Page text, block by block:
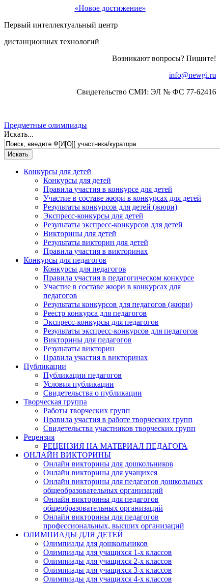
«Новое достижение»
Первый интеллектуальный центр
дистанционных технологий
Возникают вопросы? Пишите!
info@newgi.ru
Свидетельство СМИ: ЭЛ № ФС 77-62416
Предметные олимпиады
Искать...
Конкурсы для детей
Конкурсы для детей
Правила участия в конкурсе для детей
Участие в составе жюри в конкурсах для детей
Результаты конкурсов для детей (жюри)
Экспресс-конкурсы для детей
Результаты экспресс-конкурсов для детей
Викторины для детей
Результаты викторин для детей
Правила участия в викторинах
Конкурсы для педагогов
Конкурсы для педагогов
Правила участия в педагогическом конкурсе
Участие в составе жюри в конкурсах для
педагогов
Результаты конкурсов для педагогов (жюри)
Реестр конкурса для педагогов
Экспресс-конкурсы для педагогов
Результаты экспресс-конкурсов для педагогов
Викторины для педагогов
Результаты викторин
Правила участия в викторинах
Публикации
Публикации педагогов
Условия публикации
Свидетельства о публикации
Творческая группа
Работы творческих групп
Правила участия в работе творческих групп
Свидетельства участников творческих групп
Рецензия
РЕЦЕНЗИЯ НА МАТЕРИАЛ ПЕДАГОГА
ОНЛАЙН ВИКТОРИНЫ
Онлайн викторины для дошкольников
Онлайн викторины для учащихся
Онлайн викторины для педагогов дошкольных
общеобразовательных организаций
Онлайн викторины для педагогов
общеобразовательных организаций
Онлайн викторины для педагогов
профессиональных, высших организаций
ОЛИМПИАДЫ ДЛЯ ДЕТЕЙ
Олимпиады для дошкольников
Олимпиады для учащихся 1-х классов
Олимпиады для учащихся 2-х классов
Олимпиады для учащихся 3-х классов
Олимпиады для учащихся 4-х классов